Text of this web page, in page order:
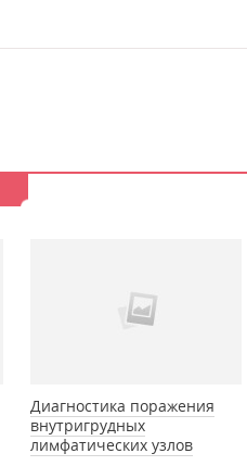
Диагностика поражения
внутригрудных
лимфатических узлов